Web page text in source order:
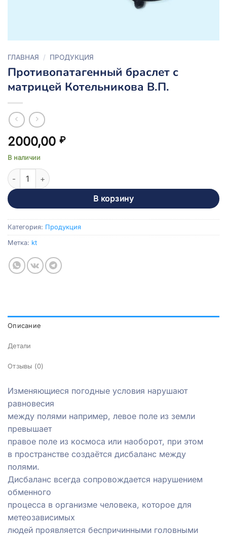
ГЛАВНАЯ / ПРОДУКЦИЯ
Противопатагенный браслет с
матрицей Котельникова В.П.
2000,00 ₽
В наличии
Количество товара Противопатагенный браслет с
В корзину
Категория: Продукция
Метка: kt
Описание
Детали
Отзывы (0)
Изменяющиеся погодные условия нарушают
равновесия
между полями например, левое поле из земли
превышает
правое поле из космоса или наоборот, при этом
в пространстве создаётся дисбаланс между
полями.
Дисбаланс всегда сопровождается нарушением
обменного
процесса в организме человека, которое для
метеозависимых
людей проявляется беспричинными головными